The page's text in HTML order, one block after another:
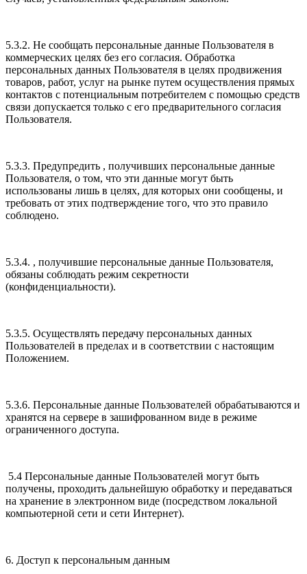
5.3.2. Не сообщать персональные данные Пользователя в
коммерческих целях без его согласия. Обработка
персональных данных Пользователя в целях продвижения
товаров, работ, услуг на рынке путем осуществления прямых
контактов с потенциальным потребителем с помощью средств
связи допускается только с его предварительного согласия
Пользователя.
5.3.3. Предупредить , получивших персональные данные
Пользователя, о том, что эти данные могут быть
использованы лишь в целях, для которых они сообщены, и
требовать от этих подтверждение того, что это правило
соблюдено.
5.3.4. , получившие персональные данные Пользователя,
обязаны соблюдать режим секретности
(конфиденциальности).
5.3.5. Осуществлять передачу персональных данных
Пользователей в пределах и в соответствии с настоящим
Положением.
5.3.6. Персональные данные Пользователей обрабатываются и
хранятся на сервере в зашифрованном виде в режиме
ограниченного доступа.
5.4 Персональные данные Пользователей могут быть
получены, проходить дальнейшую обработку и передаваться
на хранение в электронном виде (посредством локальной
компьютерной сети и сети Интернет).
6. Доступ к персональным данным